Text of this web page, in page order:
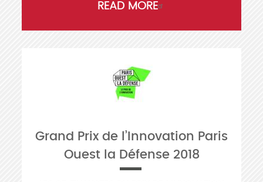
READ MORE
Grand Prix de l’Innovation Paris
Ouest la Défense 2018